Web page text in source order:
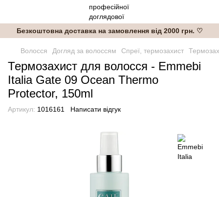
Безкоштовна доставка на замовлення від 2000 грн. ♡
Волосся Догляд за волоссям Спреї, термозахист
Термозахист для волосся - Emmebi
Italia Gate 09 Ocean Thermo
Protector, 150ml
Артикул: 1016161 Написати відгук